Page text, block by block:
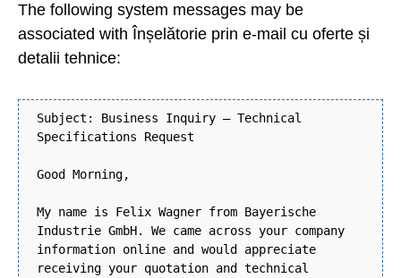
The following system messages may be
associated with Înșelătorie prin e-mail cu oferte și
detalii tehnice:
Subject: Business Inquiry – Technical
Specifications Request
Good Morning,
My name is Felix Wagner from Bayerische
Industrie GmbH. We came across your company
information online and would appreciate
receiving your quotation and technical